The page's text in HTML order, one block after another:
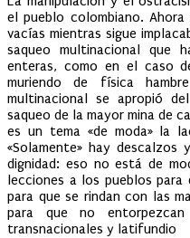
el pueblo colombiano.
vacías mientras sigue
saqueo multinacional que
enteras, como en el caso
muriendo de física
multinacional se apropió
saqueo de la mayor mina de
es un tema «de moda» la
«Solamente» hay
dignidad: eso no está de
lecciones a los pueblos para
para que se rindan con las
para que no
transnacionales y latifundio